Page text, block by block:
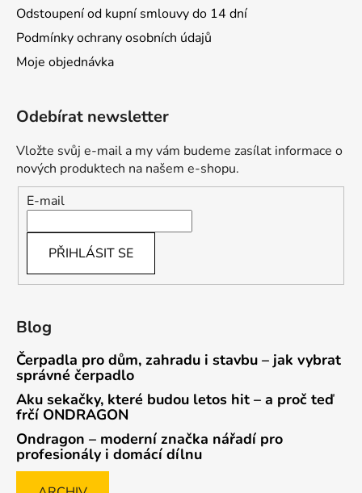
Odstoupení od kupní smlouvy do 14 dní
Podmínky ochrany osobních údajů
Moje objednávka
Odebírat newsletter
Vložte svůj e-mail a my vám budeme zasílat informace o
nových produktech na našem e-shopu.
E-mail
PŘIHLÁSIT SE
Blog
Čerpadla pro dům, zahradu i stavbu – jak vybrat
správné čerpadlo
Aku sekačky, které budou letos hit – a proč teď
frčí ONDRAGON
Ondragon – moderní značka nářadí pro
profesionály i domácí dílnu